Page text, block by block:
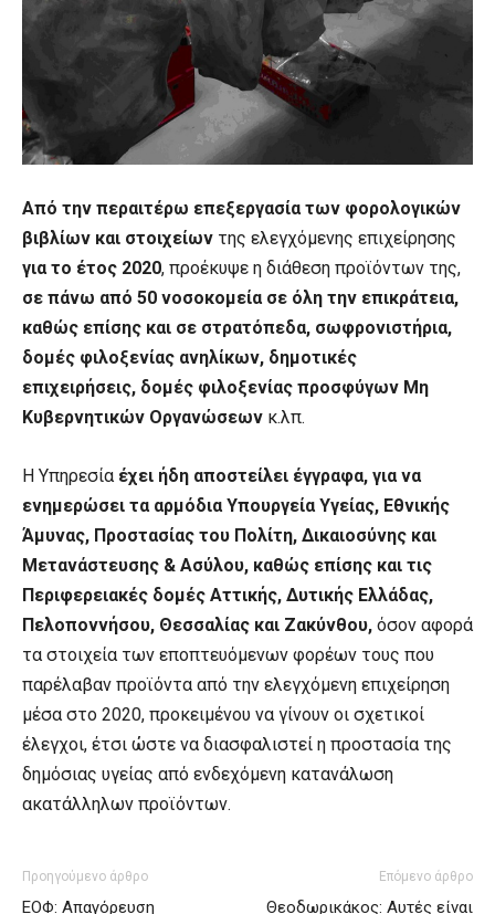
Από την περαιτέρω επεξεργασία των φορολογικών
βιβλίων και στοιχείων της ελεγχόμενης επιχείρησης
για το έτος 2020, προέκυψε η διάθεση προϊόντων της,
σε πάνω από 50 νοσοκομεία σε όλη την επικράτεια,
καθώς επίσης και σε στρατόπεδα, σωφρονιστήρια,
δομές φιλοξενίας ανηλίκων, δημοτικές
επιχειρήσεις, δομές φιλοξενίας προσφύγων Μη
Κυβερνητικών Οργανώσεων κ.λπ.
Η Υπηρεσία έχει ήδη αποστείλει έγγραφα, για να
ενημερώσει τα αρμόδια Υπουργεία Υγείας, Εθνικής
Άμυνας, Προστασίας του Πολίτη, Δικαιοσύνης και
Μετανάστευσης & Ασύλου, καθώς επίσης και τις
Περιφερειακές δομές Αττικής, Δυτικής Ελλάδας,
Πελοποννήσου, Θεσσαλίας και Ζακύνθου, όσον αφορά
τα στοιχεία των εποπτευόμενων φορέων τους που
παρέλαβαν προϊόντα από την ελεγχόμενη επιχείρηση
μέσα στο 2020, προκειμένου να γίνουν οι σχετικοί
έλεγχοι, έτσι ώστε να διασφαλιστεί η προστασία της
δημόσιας υγείας από ενδεχόμενη κατανάλωση
ακατάλληλων προϊόντων.
Προηγούμενο άρθρο
ΕΟΦ: Απαγόρευση
Επόμενο άρθρο
Θεοδωρικάκος: Αυτές είναι